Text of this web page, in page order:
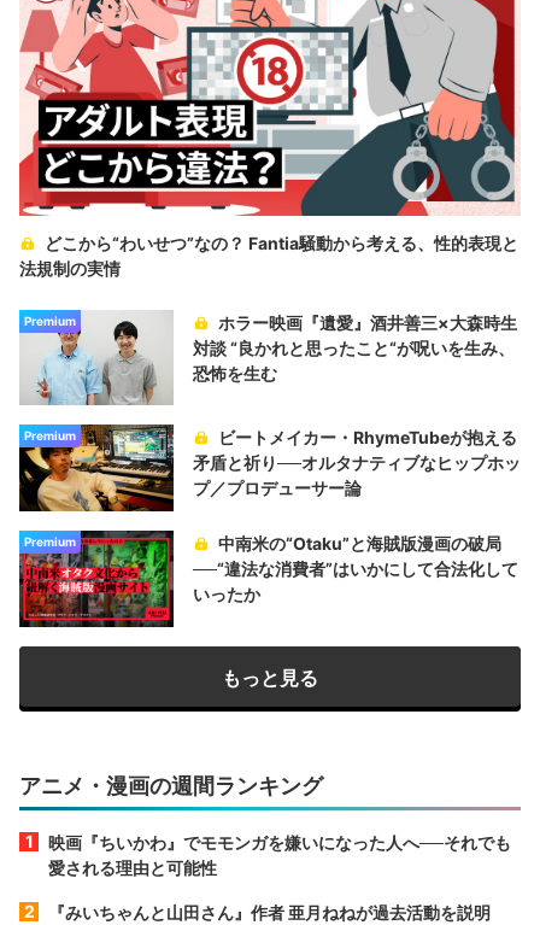
どこから“わいせつ”なの？ Fantia騒動から考える、性的表現と
法規制の実情
Premium
ホラー映画『遺愛』酒井善三×大森時生
対談 “良かれと思ったこと“が呪いを生み、
恐怖を生む
Premium
ビートメイカー・RhymeTubeが抱える
矛盾と祈り──オルタナティブなヒップホッ
プ／プロデューサー論
Premium
中南米の“Otaku”と海賊版漫画の破局
──“違法な消費者”はいかにして合法化して
いったか
もっと見る
アニメ・漫画の週間ランキング
映画『ちいかわ』でモモンガを嫌いになった人へ──それでも
愛される理由と可能性
『みいちゃんと山田さん』作者 亜月ねねが過去活動を説明